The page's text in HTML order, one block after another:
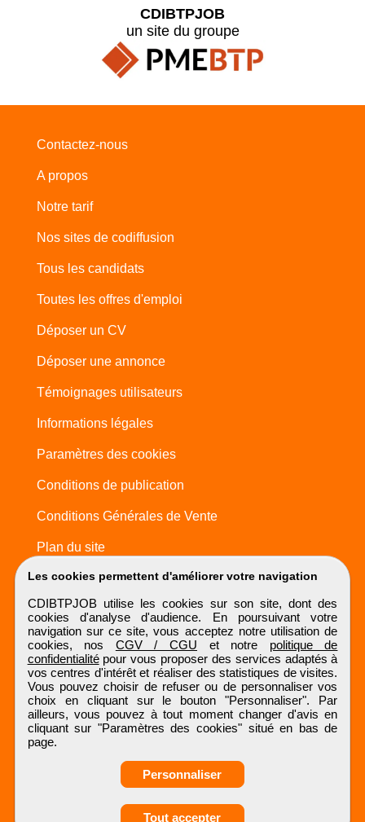
Obtenir ses
Les cookies permettent d'améliorer votre navigation
CDIBTPJOB utilise les cookies sur son site, dont des
cookies d'analyse d'audience. En poursuivant votre
navigation sur ce site, vous acceptez notre utilisation de
cookies, nos CGV / CGU et notre politique de
confidentialitépour vous proposer des services adaptés à
vos centres d'intérêt et réaliser des statistiques de visites.
Vous pouvez choisir de refuser ou de personnaliser vos
choix en cliquant sur le bouton "Personnaliser". Par
ailleurs, vous pouvez à tout moment changer d'avis en
cliquant sur "Paramètres des cookies" situé en bas de
page.
Personnaliser
Tout accepter
CDIBTPJOB
un site du groupe
Contactez-nous
A propos
Notre tarif
Nos sites de codiffusion
Tous les candidats
Toutes les offres d'emploi
Déposer un CV
Déposer une annonce
Témoignages utilisateurs
Informations légales
Paramètres des cookies
Conditions de publication
Conditions Générales de Vente
Plan du site